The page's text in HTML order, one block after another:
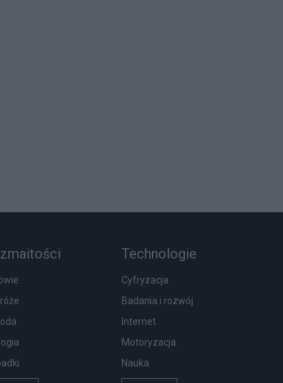
Technologie
Cyfryzacja
Badania i rozwój
Internet
Motoryzacja
Nauka